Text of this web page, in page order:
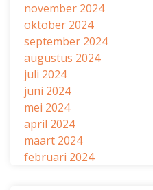
november 2024
oktober 2024
september 2024
augustus 2024
juli 2024
juni 2024
mei 2024
april 2024
maart 2024
februari 2024